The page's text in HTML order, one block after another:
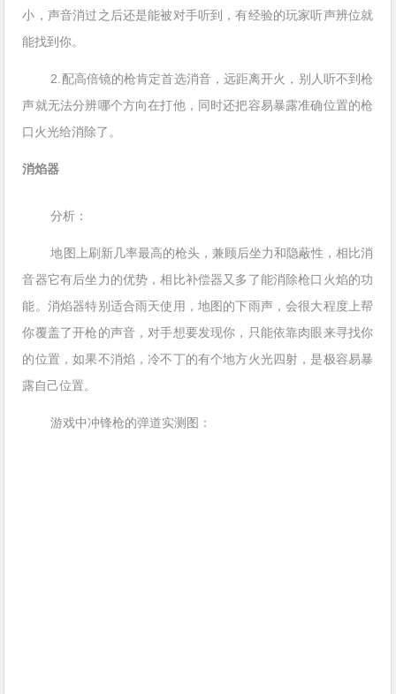
小，声音消过之后还是能被对手听到，有经验的玩家听声辨位就
能找到你。
2.配高倍镜的枪肯定首选消音，远距离开火，别人听不到枪
声就无法分辨哪个方向在打他，同时还把容易暴露准确位置的枪
口火光给消除了。
消焰器
分析：
地图上刷新几率最高的枪头，兼顾后坐力和隐蔽性，相比消
音器它有后坐力的优势，相比补偿器又多了能消除枪口火焰的功
能。消焰器特别适合雨天使用，地图的下雨声，会很大程度上帮
你覆盖了开枪的声音，对手想要发现你，只能依靠肉眼来寻找你
的位置，如果不消焰，冷不丁的有个地方火光四射，是极容易暴
露自己位置。
游戏中冲锋枪的弹道实测图：